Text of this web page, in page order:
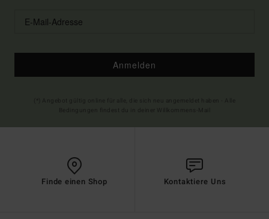
Anmelden
Finde einen Shop Kontaktiere Uns